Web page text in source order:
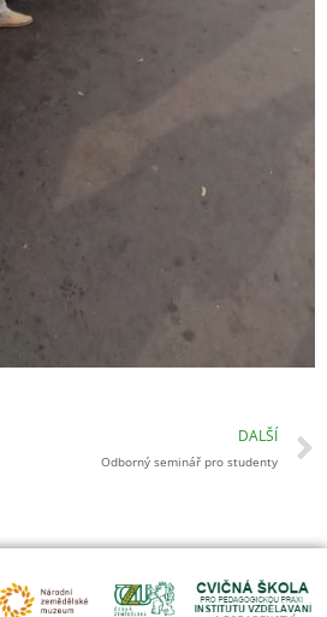
DALŠÍ
Odborný seminář pro studenty